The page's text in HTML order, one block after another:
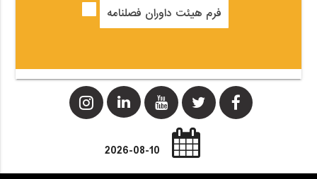
فرم هیئت داوران فصلنامه
2026-08-10